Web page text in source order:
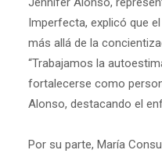
Imperfecta, explicó que
más allá de la
“Trabajamos la
fortalecerse como
Alonso, destacando el
Por su parte, María